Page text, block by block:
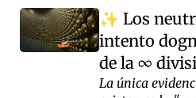
✨ Los
intento
de la ∞
La única